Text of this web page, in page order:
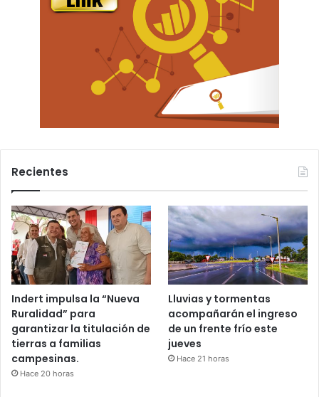
Recientes
Indert impulsa la “Nueva
Ruralidad” para
garantizar la titulación de
tierras a familias
campesinas.
Hace 20 horas
Lluvias y tormentas
acompañarán el ingreso
de un frente frío este
jueves
Hace 21 horas